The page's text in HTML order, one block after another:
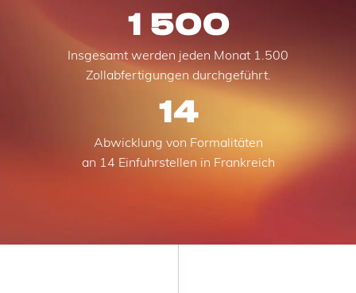
Insgesamt werden jeden Monat 1.500
Zollabfertigungen durchgeführt.
1 500
Abwicklung von Formalitäten
an 14 Einfuhrstellen in Frankreich
14